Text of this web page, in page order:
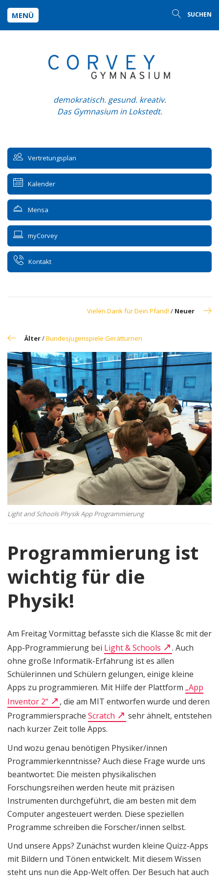
MENÜ SUCHEN
demokratisch. gesund. kreativ.
Das Gymnasium in Lokstedt.
Vertretungsplan
Kalender
Mensa
myCorvey
Kontakt
Vielen Dank für Dein Pfand! / Neuer
Älter/Bundesjugenspiele Gerätturnen
Light and Schools Physik App Programmierung
Programmierung ist
wichtig für die
Physik!
Am Freitag Vormittag befasste sich die Klasse 8c mit der
App-Programmierung bei Light & Schools
. Auch
ohne große Informatik-Erfahrung ist es allen
Schülerinnen und Schülern gelungen, einige kleine
Apps zu programmieren. Mit Hilfe der Plattform „App
Inventor 2“
, die am MIT entworfen wurde und deren
Programmiersprache Scratch
sehr ähnelt, entstehen
nach kurzer Zeit tolle Apps.
Und wozu genau benötigen Physiker/innen
Programmierkenntnisse? Auch diese Frage wurde uns
beantwortet: Die meisten physikalischen
Forschungsreihen werden heute mit präzisen
Instrumenten durchgeführt, die am besten mit dem
Computer angesteuert werden. Diese speziellen
Programme schreiben die Forscher/innen selbst.
Und unsere Apps? Zunächst wurden kleine Quizz-Apps
mit Bildern und Tönen entwickelt. Mit diesem Wissen
steht uns nun die App-Welt offen. Der Besuch hat auch